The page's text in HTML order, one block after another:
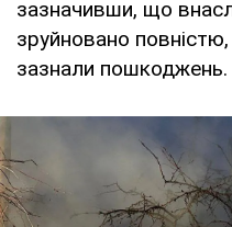
зазначивши, що
зруйновано
зазнали пошкоджень.